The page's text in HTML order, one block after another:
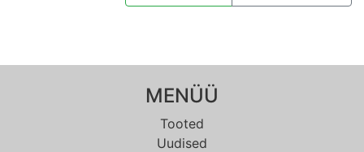
MENÜÜ
Tooted
Uudised